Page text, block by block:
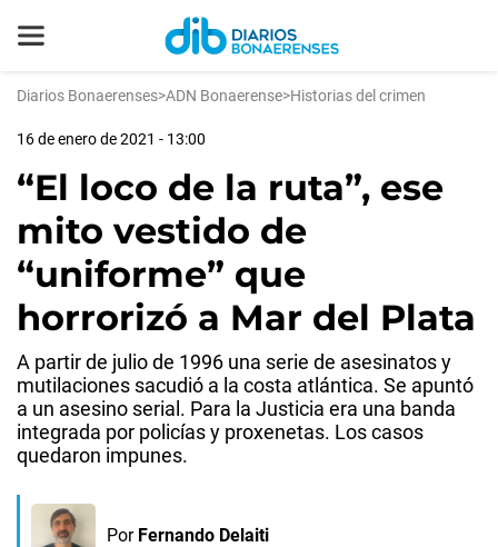
Diarios Bonaerenses>ADN Bonaerense>Historias del crimen
16 de enero de 2021 - 13:00
“El loco de la ruta”, ese
mito vestido de
“uniforme” que
horrorizó a Mar del Plata
A partir de julio de 1996 una serie de asesinatos y
mutilaciones sacudió a la costa atlántica. Se apuntó
a un asesino serial. Para la Justicia era una banda
integrada por policías y proxenetas. Los casos
quedaron impunes.
Por Fernando Delaiti